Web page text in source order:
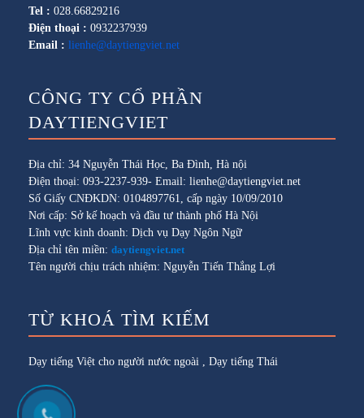
Tel : 028.66829216
Điện thoại : 0932237939
Email : lienhe@daytiengviet.net
CÔNG TY CỔ PHẦN
DAYTIENGVIET
Địa chỉ: 34 Nguyễn Thái Học, Ba Đình, Hà nội
Điện thoại: 093-2237-939- Email: lienhe@daytiengviet.net
Số Giấy CNĐKDN: 0104897761, cấp ngày 10/09/2010
Nơi cấp: Sở kế hoạch và đầu tư thành phố Hà Nội
Lĩnh vực kinh doanh: Dịch vụ Dạy Ngôn Ngữ
Địa chỉ tên miền: daytiengviet.net
Tên người chịu trách nhiệm: Nguyễn Tiến Thắng Lợi
TỪ KHOÁ TÌM KIẾM
Dạy tiếng Việt cho người nước ngoài , Dạy tiếng Thái